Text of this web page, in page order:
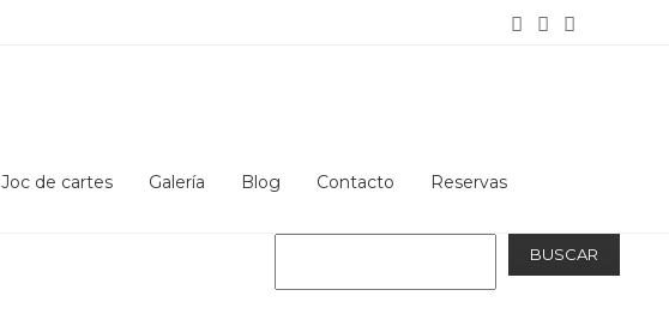
Joc de cartes Galería Blog Contacto Reservas
BUSCAR